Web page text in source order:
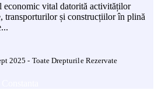
economic vital datorită activităților
transporturilor și construcțiilor în plină
2025 - Toate Drepturile Rezervate